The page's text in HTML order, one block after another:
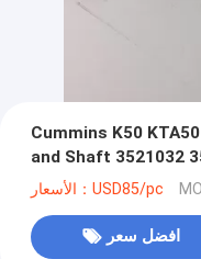
Cummins K50
and Shaft 3521032
الأسعار：USD85/pc
افضل سعر